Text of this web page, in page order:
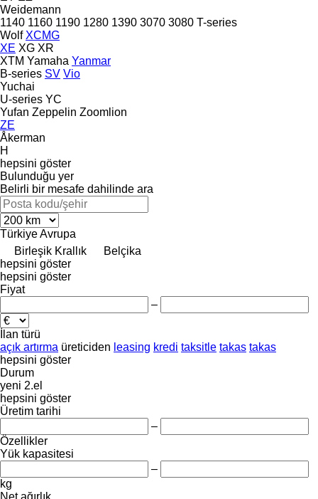
Weidemann
1140 1160 1190 1280 1390 3070 3080 T-series
Wolf XCMG
XE XG XR
XTM Yamaha Yanmar
B-series SV Vio
Yuchai
U-series YC
Yufan Zeppelin Zoomlion
ZE
Åkerman
H
hepsini göster
Bulunduğu yer
Belirli bir mesafe dahilinde ara
TürkiyeAvrupa
Birleşik Krallık
Belçika
hepsini göster
hepsini göster
Fiyat
–
İlan türü
açık artırma üreticiden leasing kredi taksitle takas takas
hepsini göster
Durum
yeni 2.el
hepsini göster
Üretim tarihi
–
Özellikler
Yük kapasitesi
–
kg
Net ağırlık